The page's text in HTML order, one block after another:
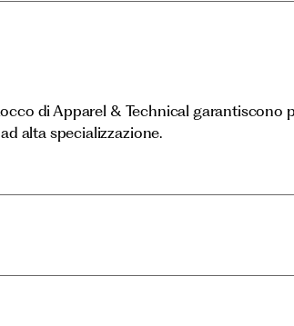
di Apparel & Technical garantiscono
alta specializzazione.